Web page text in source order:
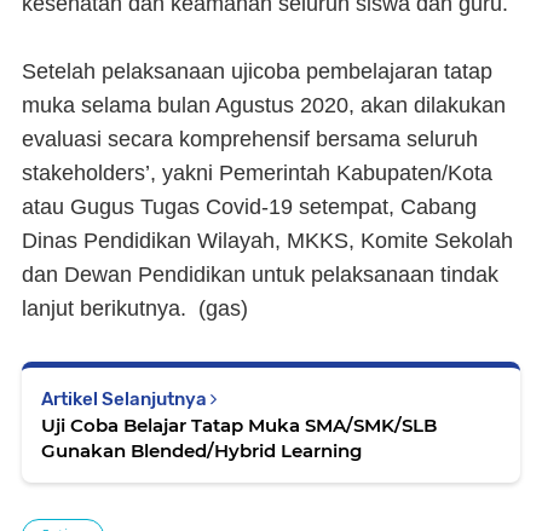
Setelah pelaksanaan ujicoba pembelajaran tatap
muka selama bulan Agustus 2020, akan dilakukan
evaluasi secara komprehensif bersama seluruh
stakeholders’, yakni Pemerintah Kabupaten/Kota
atau Gugus Tugas Covid-19 setempat, Cabang
Dinas Pendidikan Wilayah, MKKS, Komite Sekolah
dan Dewan Pendidikan untuk pelaksanaan tindak
lanjut berikutnya. (gas)
Artikel Selanjutnya
Uji Coba Belajar Tatap Muka SMA/SMK/SLB
Gunakan Blended/Hybrid Learning